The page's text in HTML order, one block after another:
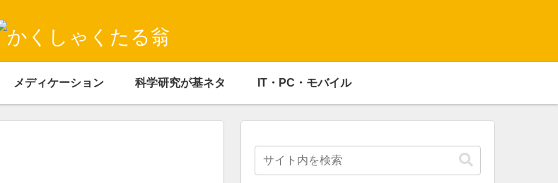
メディケーション 科学研究が基ネタ IT・PC・モバイル